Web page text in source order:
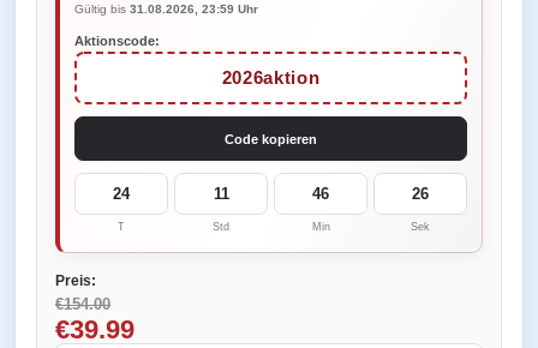
Gültig bis 31.08.2026, 23:59 Uhr
Aktionscode:
2026aktion
Code kopieren
24
T
11
Std
46
Min
26
Sek
Preis:
€154.00
€39.99